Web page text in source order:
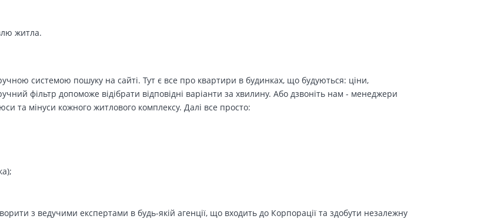
житла.
системою пошуку на сайті. Тут є все про квартири в будинках, що будуються: ціни,
фільтр допоможе відібрати відповідні варіанти за хвилину. Або дзвоніть нам - менеджери
та мінуси кожного житлового комплексу. Далі все просто:
з ведучими експертами в будь-якій агенції, що входить до Корпорації та здобути незалежну